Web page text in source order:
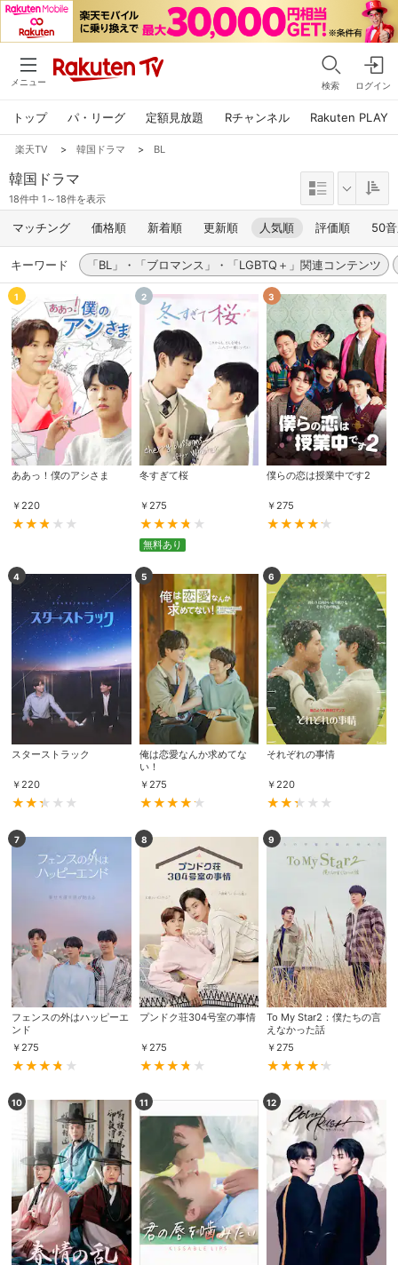
メニュー 検索 ログイン
トップ パ・リーグ 定額見放題 Rチャンネル Rakuten PLAY
楽天TV > 韓国ドラマ > BL
韓国ドラマ
18件中 1～18件を表示
マッチング 価格順 新着順 更新順 人気順 評価順 50
キーワード 「BL」・「ブロマンス」・「LGBTQ＋」関連コンテンツ
1
ああっ！僕のアシさま
￥ 220
2
冬すぎて桜
￥ 275
無料あり
3
僕らの恋は授業中です2
￥ 275
4
スターストラック
￥ 220
5
俺は恋愛なんか求めてな
い！
￥ 275
6
それぞれの事情
￥ 220
7
フェンスの外はハッピーエ
ンド
￥275
8
プンドク荘304号室の事情
￥275
9
To My Star2：僕たちの言
えなかった話
￥275
10 11 12